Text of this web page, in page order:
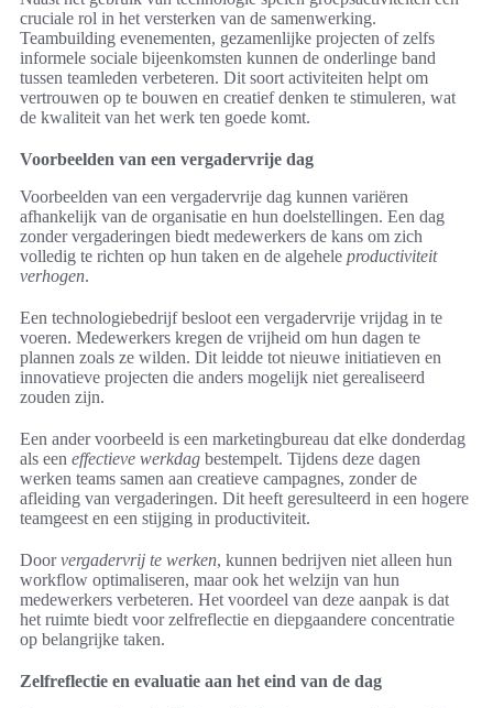
cruciale rol in het versterken van de samenwerking.
Teambuilding evenementen, gezamenlijke projecten of zelfs
informele sociale bijeenkomsten kunnen de onderlinge band
tussen teamleden verbeteren. Dit soort activiteiten helpt om
vertrouwen op te bouwen en creatief denken te stimuleren, wat
de kwaliteit van het werk ten goede komt.
Voorbeelden van een vergadervrije dag
Voorbeelden van een vergadervrije dag kunnen variëren
afhankelijk van de organisatie en hun doelstellingen. Een dag
zonder vergaderingen biedt medewerkers de kans om zich
volledig te richten op hun taken en de algehele productiviteit
verhogen.
Een technologiebedrijf besloot een vergadervrije vrijdag in te
voeren. Medewerkers kregen de vrijheid om hun dagen te
plannen zoals ze wilden. Dit leidde tot nieuwe initiatieven en
innovatieve projecten die anders mogelijk niet gerealiseerd
zouden zijn.
Een ander voorbeeld is een marketingbureau dat elke donderdag
als een effectieve werkdag bestempelt. Tijdens deze dagen
werken teams samen aan creatieve campagnes, zonder de
afleiding van vergaderingen. Dit heeft geresulteerd in een hogere
teamgeest en een stijging in productiviteit.
Doorvergadervrij te werken, kunnen bedrijven niet alleen hun
workflow optimaliseren, maar ook het welzijn van hun
medewerkers verbeteren. Het voordeel van deze aanpak is dat
het ruimte biedt voor zelfreflectie en diepgaandere concentratie
op belangrijke taken.
Zelfreflectie en evaluatie aan het eind van de dag